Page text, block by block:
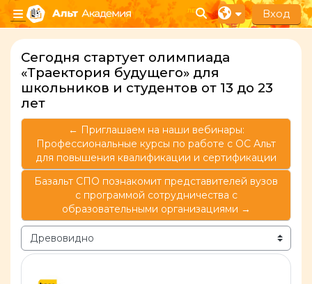
Перейти к основному содержанию
Боковая панель
Изменить данные
Вход
Сегодня стартует олимпиада
«Траектория будущего» для
школьников и студентов от 13 до 23
лет
← Приглашаем на наши вебинары:
Профессиональные курсы по работе с ОС Альт
для повышения квалификации и сертификации
Базальт СПО познакомит представителей вузов
с программой сотрудничества с
образовательными организациями →
Режим отображения